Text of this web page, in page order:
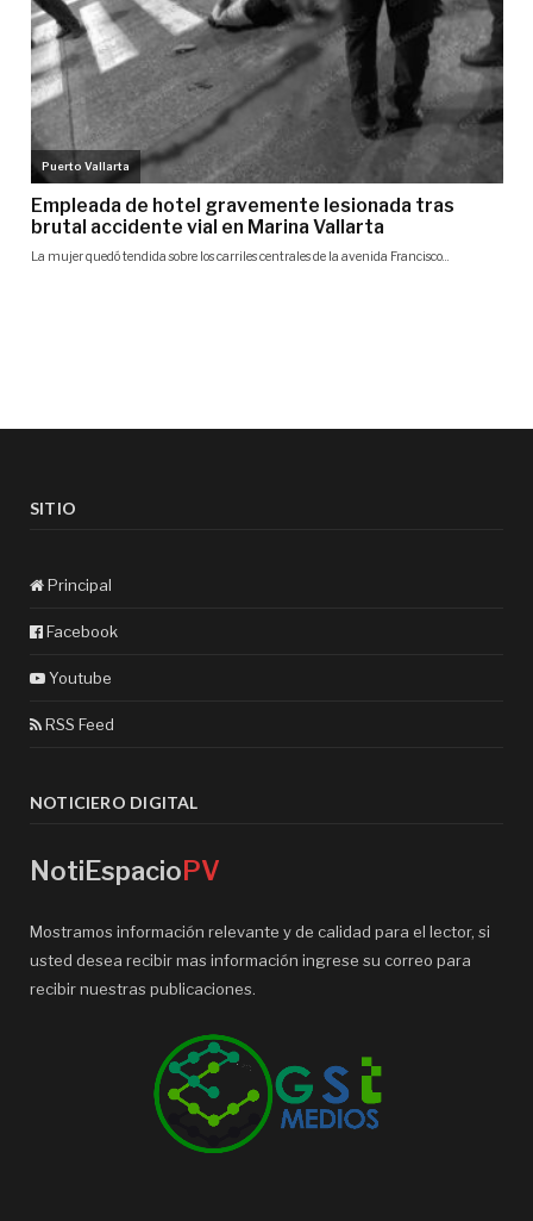
SITIO
Principal
Facebook
Youtube
RSS Feed
NOTICIERO DIGITAL
NotiEspacioPV
Mostramos información relevante y de calidad para el lector, si
usted desea recibir mas información ingrese su correo para
recibir nuestras publicaciones.